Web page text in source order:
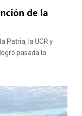
de la
Patria, la UCR y
pasada la